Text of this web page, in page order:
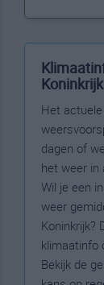
Koninkrijk
Het
dagen of
het weer in
Wil je een
weer
Koninkrijk?
klimaatinfo
Bekijk de